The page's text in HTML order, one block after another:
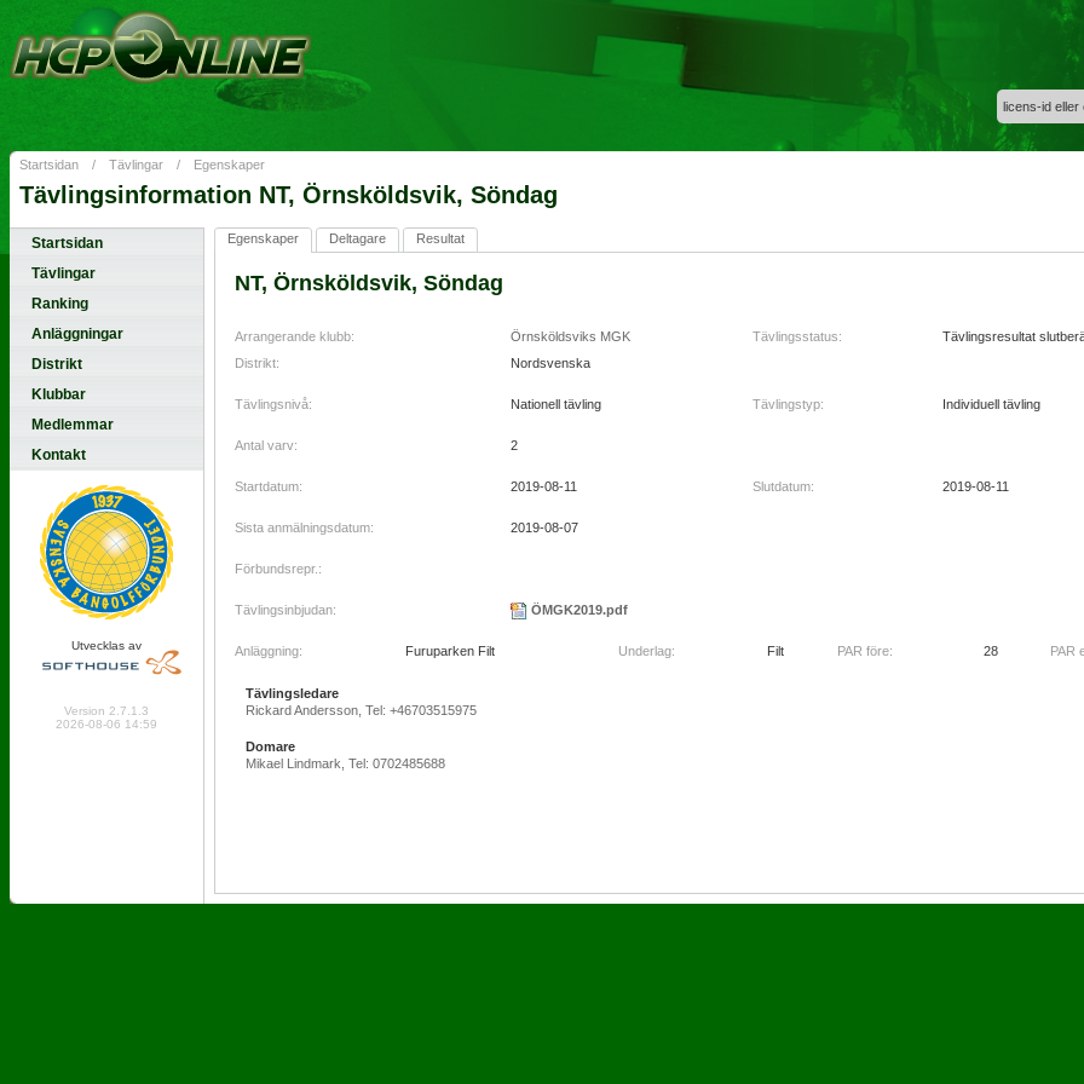
licens-id eller
Startsidan / Tävlingar / Egenskaper
Tävlingsinformation NT, Örnsköldsvik, Söndag
Startsidan
Tävlingar
Ranking
Anläggningar
Distrikt
Klubbar
Medlemmar
Kontakt
Utvecklas av
Version 2.7.1.3
2026-08-06 14:59
Egenskaper Deltagare Resultat
NT, Örnsköldsvik, Söndag
Arrangerande klubb: Örnsköldsviks MGK Tävlingsstatus:
Tävlingsresultat
Distrikt:
Nordsvenska
Tävlingsnivå: Nationell tävling Tävlingstyp: Individuell tävling
Antal varv: 2
Startdatum: 2019-08-11 Slutdatum: 2019-08-11
Sista anmälningsdatum: 2019-08-07
Förbundsrepr.:
Tävlingsinbjudan: ÖMGK2019.pdf
Anläggning: Furuparken Filt Underlag: Filt PAR före: 28 PAR
Tävlingsledare
Rickard Andersson, Tel: +46703515975
Domare
Mikael Lindmark, Tel: 0702485688